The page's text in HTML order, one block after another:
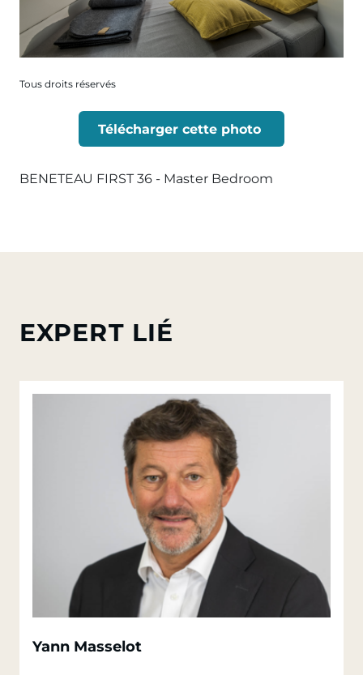
Tous droits réservés
Télécharger cette photo
BENETEAU FIRST 36 - Master Bedroom
EXPERT LIÉ
Yann Masselot